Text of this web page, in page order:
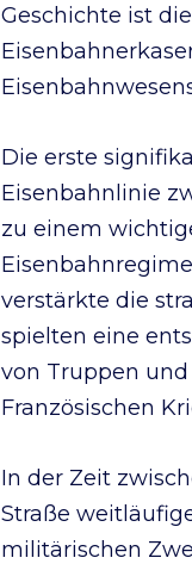
Geschichte ist
Die erste
Eisenbahnlinie
zu einem
verstärkte die
spielten eine
von Truppen
Französischen
In der Zeit
Straße
militärischen